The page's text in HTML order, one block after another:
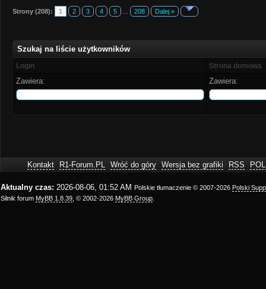
Strony (208): 1 2 3 4 5 208 Dalej »
Szukaj na liście użytkowników
Login Strona domowa
Zawiera: Zawiera:
Kontakt R1-Forum.PL Wróć do góry Wersja bez grafiki RSS
Aktualny czas: 2026-08-06, 01:52 AM Polskie tłumaczenie © 2007-2026 Polski
Silnik forum MyBB 1.8.39 , © 2002-2026 MyBB Group